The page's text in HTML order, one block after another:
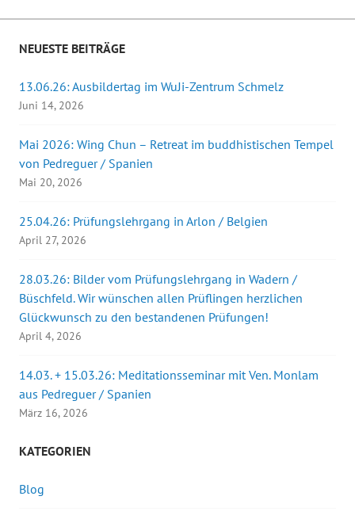
Navigation
NEUESTE BEITRÄGE
13.06.26: Ausbildertag im WuJi-Zentrum Schmelz
Juni 14, 2026
Mai 2026: Wing Chun – Retreat im buddhistischen Tempel
von Pedreguer / Spanien
Mai 20, 2026
25.04.26: Prüfungslehrgang in Arlon / Belgien
April 27, 2026
28.03.26: Bilder vom Prüfungslehrgang in Wadern /
Büschfeld. Wir wünschen allen Prüflingen herzlichen
Glückwunsch zu den bestandenen Prüfungen!
April 4, 2026
14.03. + 15.03.26: Meditationsseminar mit Ven. Monlam
aus Pedreguer / Spanien
März 16, 2026
KATEGORIEN
Blog